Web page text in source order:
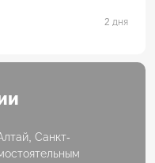
2 дня
Санкт-